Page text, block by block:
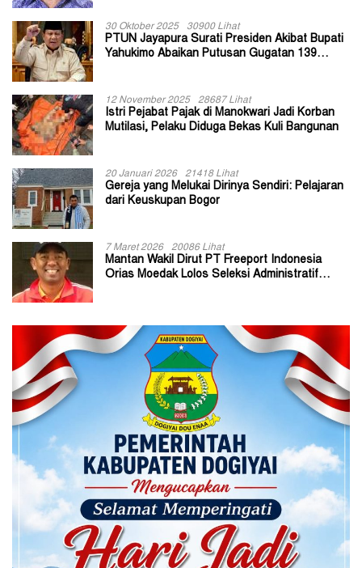
30 Oktober 2025 30900 Lihat
PTUN Jayapura Surati Presiden Akibat Bupati
Yahukimo Abaikan Putusan Gugatan 139
12 November 2025 28687 Lihat
Istri Pejabat Pajak di Manokwari Jadi Korban
Mutilasi, Pelaku Diduga Bekas Kuli Bangunan
20 Januari 2026 21418 Lihat
Gereja yang Melukai Dirinya Sendiri: Pelajaran
dari Keuskupan Bogor
7 Maret 2026 20086 Lihat
Mantan Wakil Dirut PT Freeport Indonesia
Orias Moedak Lolos Seleksi Administratif